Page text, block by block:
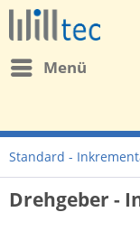
Menü
Standard -
Drehgeber -